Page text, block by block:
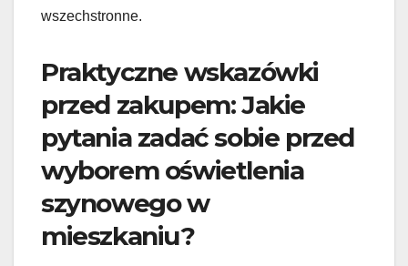
wszechstronne.
Praktyczne wskazówki
przed zakupem: Jakie
pytania zadać sobie przed
wyborem oświetlenia
szynowego w
mieszkaniu?